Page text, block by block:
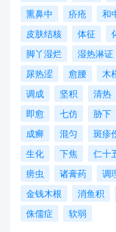
熏鼻中
疥疮 和
皮肤结核
体征
脚丫湿烂
湿热淋证
尿热涩
愈腰 木
调成
坚积 清热
即愈
七仿 胁下
成癣
混匀 斑疹
生化
下焦 仁十
痨虫
诸膏药 调
金钱木根
消鱼积
侏儒症
软弱